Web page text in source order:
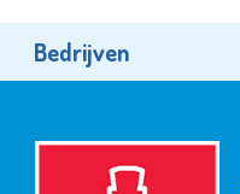
Bedrijven